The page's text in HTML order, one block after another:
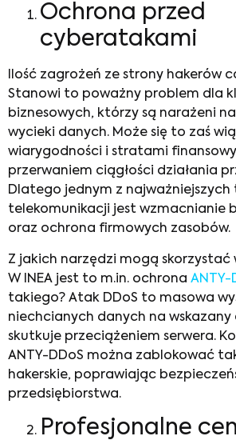
Ochrona przed
cyberatakami
Ilość zagrożeń ze strony hakerów
Stanowi to poważny problem dla
biznesowych, którzy są narażeni
wycieki danych. Może się to zaś
wiarygodności i stratami
przerwaniem ciągłości działania
Dlatego jednym z najważniejszych
telekomunikacji jest wzmacnianie
oraz ochrona firmowych zasobów.
Z jakich narzędzi mogą skorzystać
W INEA jest to m.in. ochrona ANTY-
takiego? Atak DDoS to masowa
niechcianych danych na wskazany
skutkuje przeciążeniem serwera.
ANTY-DDoS można zablokować
hakerskie, poprawiając
przedsiębiorstwa.
Profesjonalne